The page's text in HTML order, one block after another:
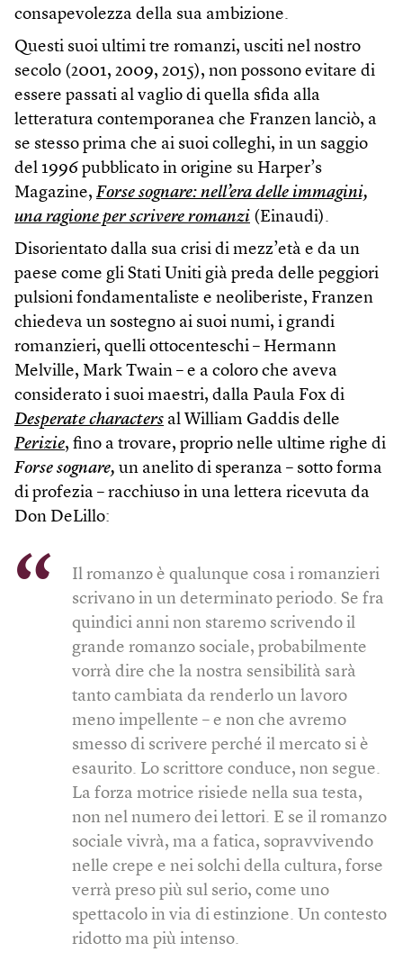
consapevolezza della sua ambizione.
Questi suoi ultimi tre romanzi, usciti nel nostro
secolo (2001, 2009, 2015), non possono evitare di
essere passati al vaglio di quella sfida alla
letteratura contemporanea che Franzen lanciò, a
se stesso prima che ai suoi colleghi, in un saggio
del 1996 pubblicato in origine su Harper’s
Magazine, Forse sognare: nell’era delle immagini,
una ragione per scrivere romanzi (Einaudi).
Disorientato dalla sua crisi di mezz’età e da un
paese come gli Stati Uniti già preda delle peggiori
pulsioni fondamentaliste e neoliberiste, Franzen
chiedeva un sostegno ai suoi numi, i grandi
romanzieri, quelli ottocenteschi – Hermann
Melville, Mark Twain – e a coloro che aveva
considerato i suoi maestri, dalla Paula Fox di
Desperate characters al William Gaddis delle
Perizie, fino a trovare, proprio nelle ultime righe di
Forse sognare, un anelito di speranza – sotto forma
di profezia – racchiuso in una lettera ricevuta da
Don DeLillo:
Il romanzo è qualunque cosa i romanzieri
scrivano in un determinato periodo. Se fra
quindici anni non staremo scrivendo il
grande romanzo sociale, probabilmente
vorrà dire che la nostra sensibilità sarà
tanto cambiata da renderlo un lavoro
meno impellente – e non che avremo
smesso di scrivere perché il mercato si è
esaurito. Lo scrittore conduce, non segue.
La forza motrice risiede nella sua testa,
non nel numero dei lettori. E se il romanzo
sociale vivrà, ma a fatica, sopravvivendo
nelle crepe e nei solchi della cultura, forse
verrà preso più sul serio, come uno
spettacolo in via di estinzione. Un contesto
ridotto ma più intenso.